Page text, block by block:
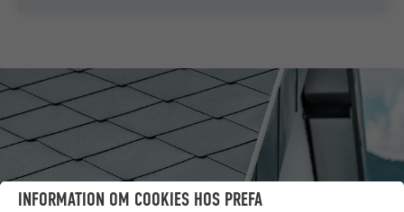
INFORMATION OM COOKIES HOS PREFA